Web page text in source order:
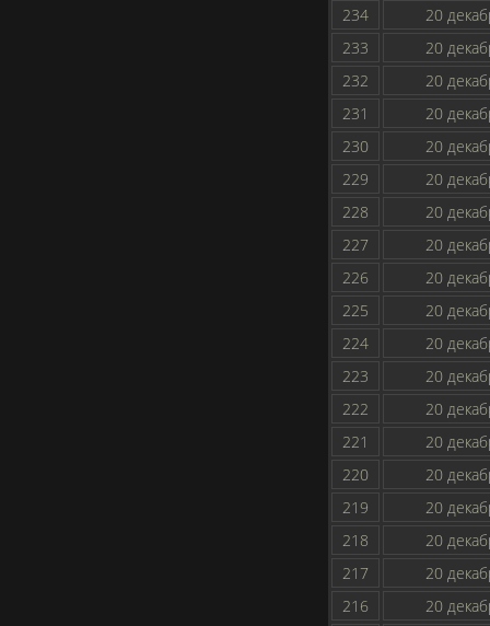
234
20
233
20
232
20
231
20
230
20
229
20
228
20
227
20
226
20
225
20
224
20
223
20
222
20
221
20
220
20
219
20
218
20
217
20
216
20